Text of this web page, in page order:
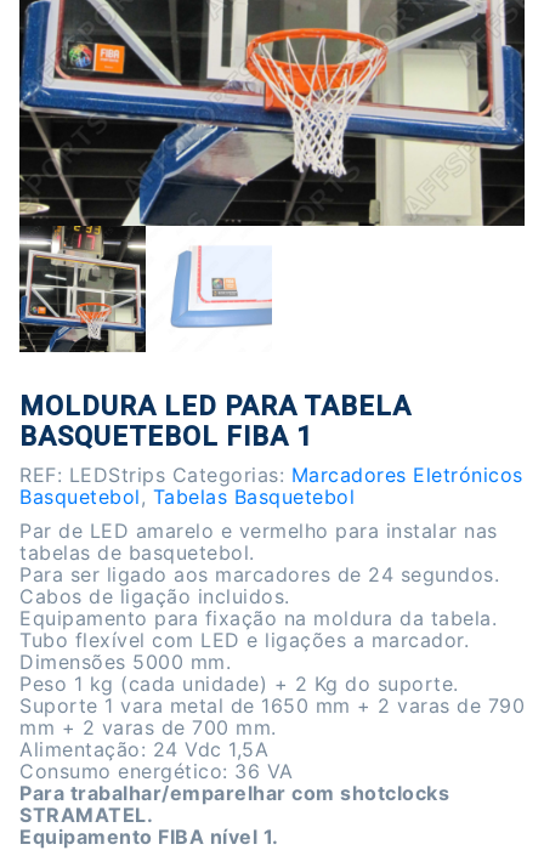
MOLDURA LED PARA TABELA
BASQUETEBOL FIBA 1
REF: LEDStrips Categorias: Marcadores Eletrónicos
Basquetebol, Tabelas Basquetebol
Par de LED amarelo e vermelho para instalar nas
tabelas de basquetebol.
Para ser ligado aos marcadores de 24 segundos.
Cabos de ligação incluidos.
Equipamento para fixação na moldura da tabela.
Tubo flexível com LED e ligações a marcador.
Dimensões 5000 mm.
Peso 1 kg (cada unidade) + 2 Kg do suporte.
Suporte 1 vara metal de 1650 mm + 2 varas de 790
mm + 2 varas de 700 mm.
Alimentação: 24 Vdc 1,5A
Consumo energético: 36 VA
Para trabalhar/emparelhar com shotclocks
STRAMATEL.
Equipamento FIBA nível 1.